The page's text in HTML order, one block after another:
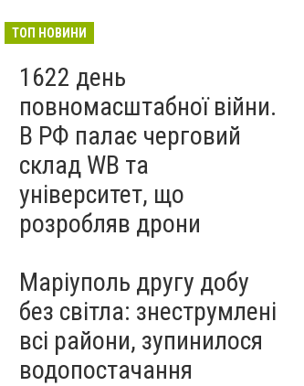
— ВІДЕО
ТОП НОВИНИ
1622 день
повномасштабної війни.
В РФ палає черговий
склад WB та
університет, що
розробляв дрони
Маріуполь другу добу
без світла: знеструмлені
всі райони, зупинилося
водопостачання